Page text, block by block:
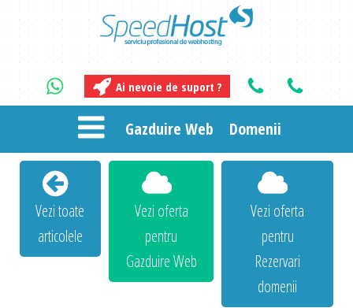
Ai nevoie de suport ?
Gazduire Web Domenii
Vezi toate
articolele
Vezi oferta
pentru
Gazduire Web
Vezi oferta
pentru
Rezervari
domenii